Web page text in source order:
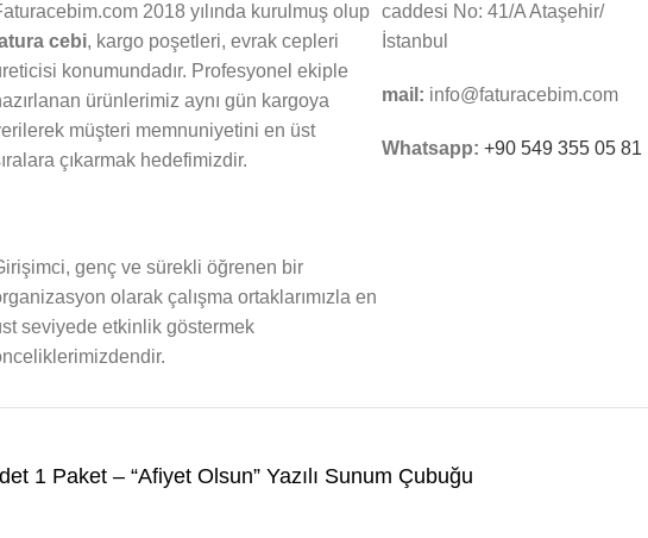
2018 yılında kurulmuş olup
cebi, kargo poşetleri, evrak cepleri
konumundadır. Profesyonel ekiple
ürünlerimiz aynı gün kargoya
müşteri memnuniyetini en üst
çıkarmak hedefimizdir.
genç ve sürekli öğrenen bir
olarak çalışma ortaklarımızla en
seviyede etkinlik göstermek
caddesi No: 41/A Ataşehir/
İstanbul
mail: info@faturacebim.com
Whatsapp: +90 549 355 05 81
1 Paket – “Afiyet Olsun” Yazılı Sunum Çubuğu